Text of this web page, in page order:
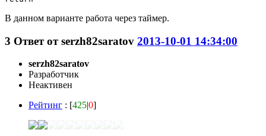
В данном варианте работа через таймер.
3 Ответ отserzh82saratov 2013-10-01 14:34:00
serzh82saratov
Разработчик
Неактивен
Рейтинг : [425|0]